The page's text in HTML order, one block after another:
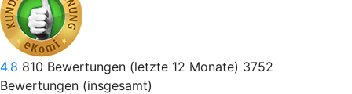
4.8 810 Bewertungen (letzte 12 Monate) 3752
Bewertungen (insgesamt)